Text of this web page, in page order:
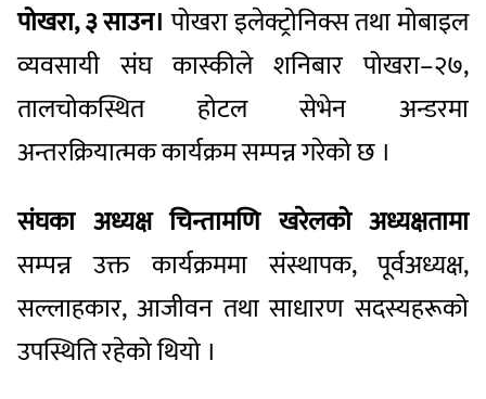
पोखरा, ३ साउन। पोखरा इलेक्ट्रोनिक्स तथा मोबाइल
व्यवसायी संघ कास्कीले शनिबार पोखरा–२७,
तालचोकस्थित होटल सेभेन अन्डरमा
अन्तरक्रियात्मक कार्यक्रम सम्पन्न गरेको छ ।
संघका अध्यक्ष चिन्तामणि खरेलको अध्यक्षतामा
सम्पन्न उक्त कार्यक्रममा संस्थापक, पूर्वअध्यक्ष,
सल्लाहकार, आजीवन तथा साधारण सदस्यहरूको
उपस्थिति रहेको थियो ।